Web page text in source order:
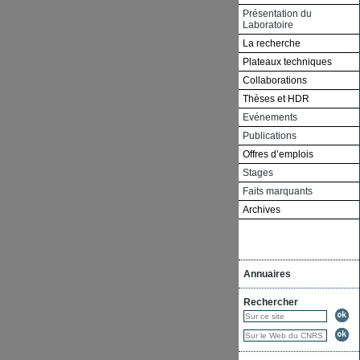
Présentation du
Laboratoire
La recherche
Plateaux techniques
Collaborations
Thèses et HDR
Evénements
Publications
Offres d’emplois
Stages
Faits marquants
Archives
Annuaires
Rechercher